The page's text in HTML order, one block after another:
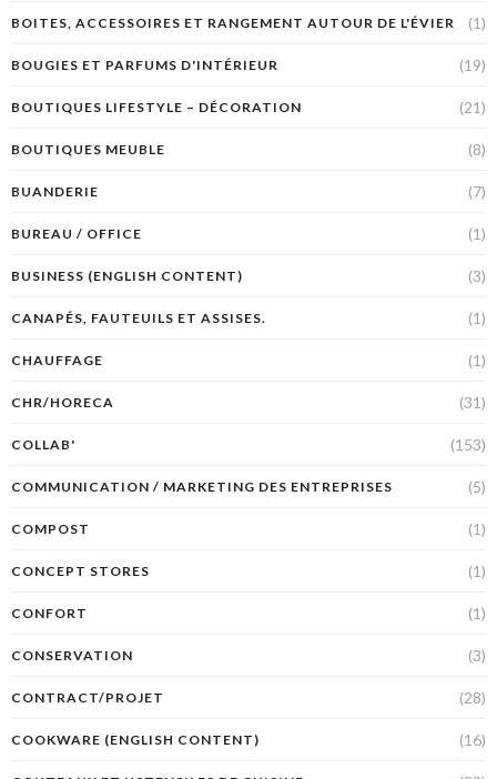
BOITES, ACCESSOIRES ET RANGEMENT AUTOUR DE L'ÉVIER (1)
BOUGIES ET PARFUMS D'INTÉRIEUR (19)
BOUTIQUES LIFESTYLE – DÉCORATION (21)
BOUTIQUES MEUBLE (8)
BUANDERIE (7)
BUREAU / OFFICE (1)
BUSINESS (ENGLISH CONTENT) (3)
CANAPÉS, FAUTEUILS ET ASSISES. (1)
CHAUFFAGE (1)
CHR/HORECA (31)
COLLAB' (153)
COMMUNICATION / MARKETING DES ENTREPRISES (5)
COMPOST (1)
CONCEPT STORES (1)
CONFORT (1)
CONSERVATION (3)
CONTRACT/PROJET (28)
COOKWARE (ENGLISH CONTENT) (16)